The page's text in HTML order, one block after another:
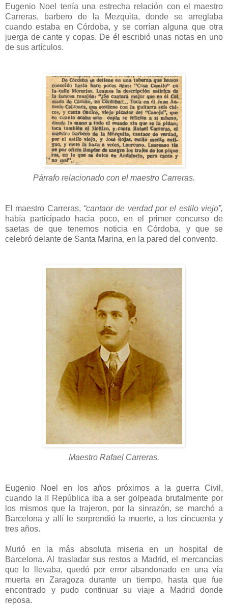
Eugenio Noel tenía una estrecha relación con el maestro
Carreras, barbero de la Mezquita, donde se arreglaba
cuando estaba en Córdoba, y se corrían alguna que otra
juerga de cante y copas. De él escribió unas notas en uno
de sus artículos.
Párrafo relacionado con el maestro Carreras.
El maestro Carreras, “cantaor de verdad por el estilo viejo”,
había participado hacia poco, en el primer concurso de
saetas de que tenemos noticia en Córdoba, y que se
celebró delante de Santa Marina, en la pared del convento.
Maestro Rafael Carreras.
Eugenio Noel en los años próximos a la guerra Civil,
cuando la II República iba a ser golpeada brutalmente por
los mismos que la trajeron, por la sinrazón, se marchó a
Barcelona y allí le sorprendió la muerte, a los cincuenta y
tres años.
Murió en la más absoluta miseria en un hospital de
Barcelona. Al trasladar sus restos a Madrid, el mercancías
que lo llevaba, quedó por error abandonado en una vía
muerta en Zaragoza durante un tiempo, hasta que fue
encontrado y pudo continuar su viaje a Madrid donde
reposa.